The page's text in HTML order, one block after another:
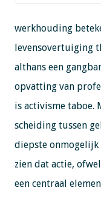
werkhouding
levensovertuiging
althans een
opvatting van
is activisme taboe.
scheiding tussen
diepste onmogelijk
zien dat actie,
een centraal